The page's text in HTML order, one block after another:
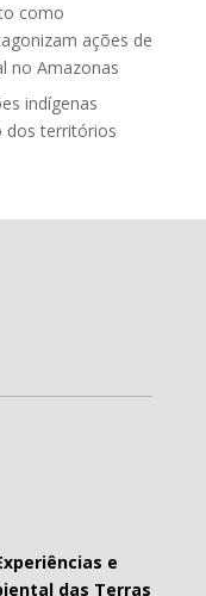
como
ações de
no Amazonas
indígenas
dos territórios
e
das Terras